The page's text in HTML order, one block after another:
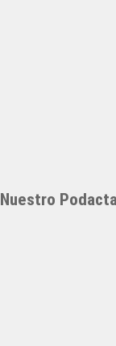
Nuestro